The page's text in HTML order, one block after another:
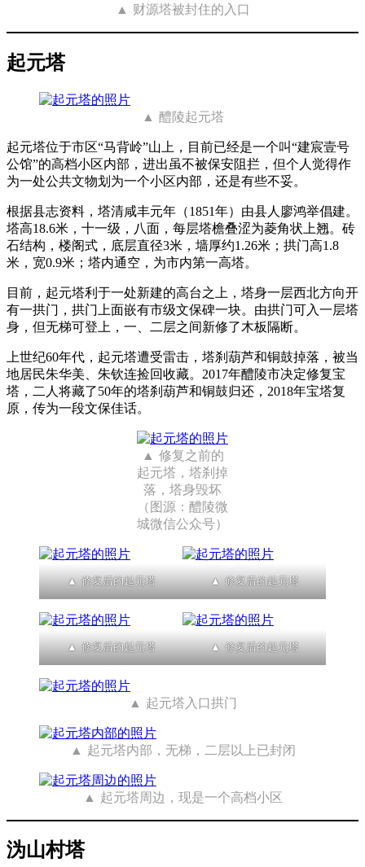
财源塔被封住的入口
起元塔
醴陵起元塔
起元塔位于市区“马背岭”山上，目前已经是一个叫“建宸壹号
公馆”的高档小区内部，进出虽不被保安阻拦，但个人觉得作
为一处公共文物划为一个小区内部，还是有些不妥。
根据县志资料，塔清咸丰元年（1851年）由县人廖鸿举倡建。
塔高18.6米，十一级，八面，每层塔檐叠涩为菱角状上翘。砖
石结构，楼阁式，底层直径3米，墙厚约1.26米；拱门高1.8
米，宽0.9米；塔内通空，为市内第一高塔。
目前，起元塔利于一处新建的高台之上，塔身一层西北方向开
有一拱门，拱门上面嵌有市级文保碑一块。由拱门可入一层塔
身，但无梯可登上，一、二层之间新修了木板隔断。
上世纪60年代，起元塔遭受雷击，塔刹葫芦和铜鼓掉落，被当
地居民朱华美、朱钦连捡回收藏。2017年醴陵市决定修复宝
塔，二人将藏了50年的塔刹葫芦和铜鼓归还，2018年宝塔复
原，传为一段文保佳话。
修复之前的
起元塔，塔刹掉
落，塔身毁坏
（图源：醴陵微
城微信公众号）
修复后的起元塔 修复后的起元塔
修复后的起元塔 修复后的起元塔
起元塔入口拱门
起元塔内部，无梯，二层以上已封闭
起元塔周边，现是一个高档小区
沩山村塔